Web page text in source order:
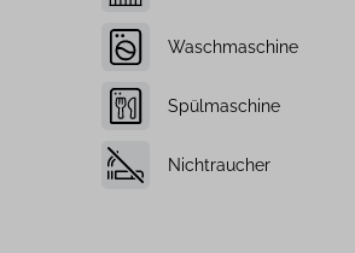
Waschmaschine
Spülmaschine
Nichtraucher